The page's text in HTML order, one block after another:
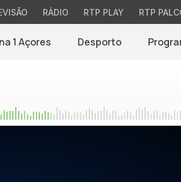
RÁDIO RTP PLAY RTP
1 Açores Desporto